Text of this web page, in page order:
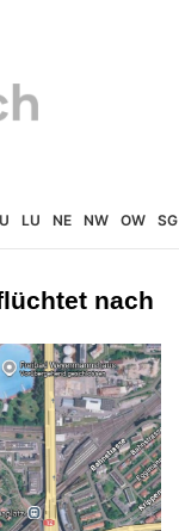
LU NE NW OW SG
nach